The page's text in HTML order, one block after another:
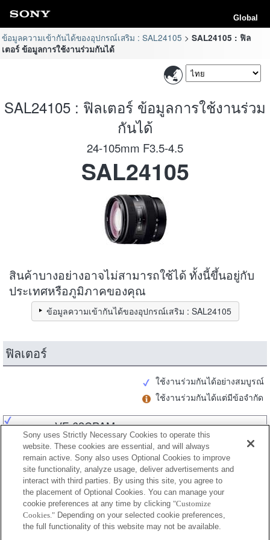
Global
ข้อมูลความเข้ากันได้ของอุปกรณ์เสริม : SAL24105
SAL24105 : ฟิล
เตอร์ ข้อมูลการใช้งานร่วมกันได้
SAL24105 : ฟิลเตอร์ ข้อมูลการใช้งานร่วม
กันได้
24-105mm F3.5-4.5
SAL24105
สินค้าบางอย่างอาจไม่สามารถใช้ได้ ทั้งนี้ขึ้นอยู่กับ
ประเทศหรือภูมิภาคของคุณ
ข้อมูลความเข้ากันได้ของอุปกรณ์เสริม : SAL24105
ฟิลเตอร์
ใช้งานร่วมกันได้อย่างสมบูรณ์
ใช้งานร่วมกันได้แต่มีข้อจำกัด
VF-62CPAM
VF-62CPAM2
VF-62MPAM
Sony uses Strictly Necessary Cookies to operate this
website. These cookies are essential, and will always
remain active. Sony also uses Optional Cookies to improve
site functionality, analyze usage, deliver advertisements and
interact with third parties. By using this site, you agree to
the placement of Optional Cookies. You can manage your
cookie preferences at any time by clicking "Customize
Cookies." Depending on your selected cookie preferences,
the full functionality of this website may not be available.